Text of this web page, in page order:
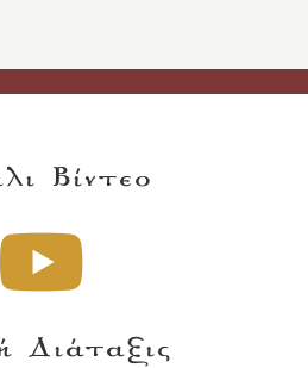
Βίντεο
Διάταξις